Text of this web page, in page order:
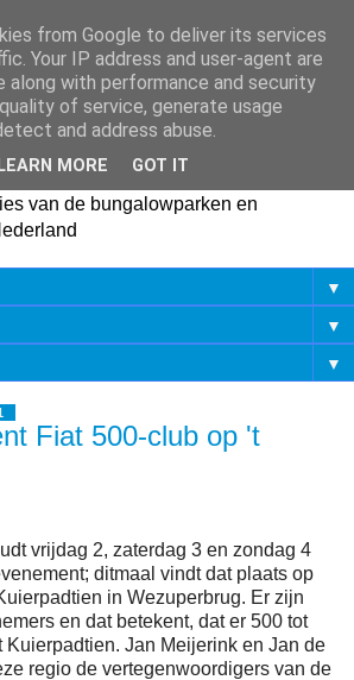
van de bungalowparken en
▼
▼
▼
Fiat 500-club op 't
vrijdag 2, zaterdag 3 en zondag 4
ditmaal vindt dat plaats op
in Wezuperbrug. Er zijn
en dat betekent, dat er 500 tot
Kuierpadtien. Jan Meijerink en Jan de
regio de vertegenwoordigers van de
from Google to deliver its services
Your IP address and user-agent are
along with performance and security
of service, generate usage
and address abuse.
LEARN MORE GOT IT